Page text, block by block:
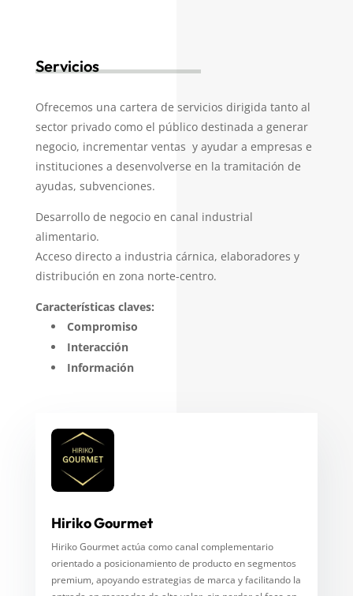
Servicios
Ofrecemos una cartera de servicios dirigida tanto al
sector privado como el público destinada a generar
negocio, incrementar ventas y ayudar a empresas e
instituciones a desenvolverse en la tramitación de
ayudas, subvenciones.
Desarrollo de negocio en canal industrial
alimentario.
Acceso directo a industria cárnica, elaboradores y
distribución en zona norte-centro.
Características claves:
Compromiso
Interacción
Información
Hiriko Gourmet
Hiriko Gourmet actúa como canal complementario
orientado a posicionamiento de producto en segmentos
premium, apoyando estrategias de marca y facilitando la